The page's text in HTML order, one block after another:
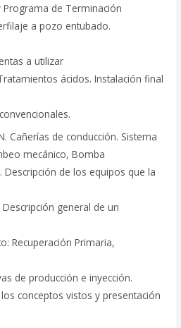
de Terminación
a pozo entubado.
a utilizar
ácidos. Instalación final
Cañerías de conducción. Sistema
mecánico, Bomba
Descripción de los equipos que la
general de un
Recuperación Primaria,
de producción e inyección.
conceptos vistos y presentación